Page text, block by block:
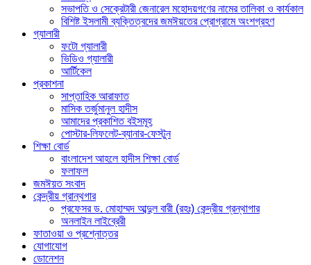
সভাপতি ও সেক্রেটারী জেনারেল মহোদয়গণের নামের তালিকা ও কার্যকাল
বিশিষ্ট ইসলামী ব্যক্তিত্বদের জমঈয়তের প্রোগ্রামে অংশগ্রহণ
গ্যালারী
ফটো গ্যালারী
ভিডিও গ্যালারী
আর্টিকেল
প্রকাশনা
সাপ্তাহিক আরাফাত
মাসিক তর্জুমানুল হাদীস
আমাদের প্রকাশিত বইসমূহ
পোস্টার-লিফলেট-ব্যানার-ফেস্টুন
শিক্ষা বোর্ড
বাংলাদেশ আহলে হাদীস শিক্ষা বোর্ড
ফলাফল
জমঈয়ত সংবাদ
কেন্দ্রীয় গ্রান্থগার
প্রফেসর ড. মোহাম্মদ আব্দুল বারী (রহঃ) কেন্দ্রীয় গ্রন্থাগার
অনলাইন লাইব্রেরী
ফাতাওয়া ও প্রশ্নোত্তর
যোগাযোগ
ডোনেশন